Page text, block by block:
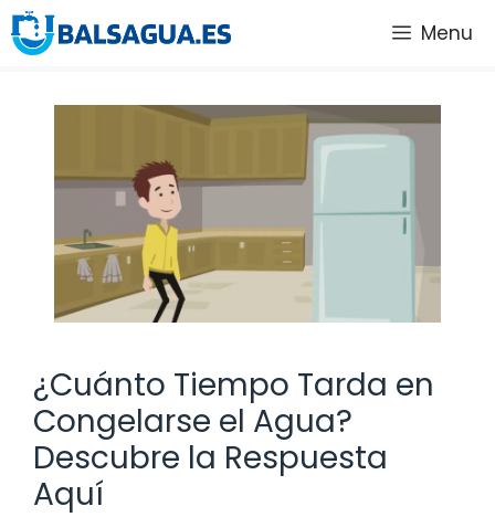
Saltar
al
Menu
¿Cuánto Tiempo Tarda en
Congelarse el Agua?
Descubre la Respuesta
Aquí